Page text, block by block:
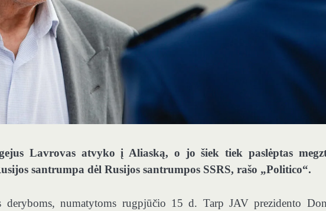
Lavrovas atvyko į Aliaską, o jo šiek tiek paslėptas
santrumpa dėl Rusijos santrumpos SSRS, rašo „Politico“.
deryboms, numatytoms rugpjūčio 15 d. Tarp JAV prezidento